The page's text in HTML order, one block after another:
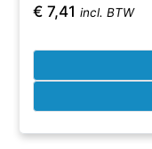
€ 7,41 incl. BTW